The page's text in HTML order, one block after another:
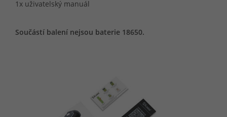
1x uživatelský manuál
Součástí balení nejsou baterie 18650.